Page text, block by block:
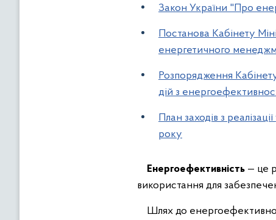
Закон України "Про
Постанова Кабінету
енергетичного
Розпорядження
дій з
План заходів з
року
Енергоефективність — це
використання для
Шлях до